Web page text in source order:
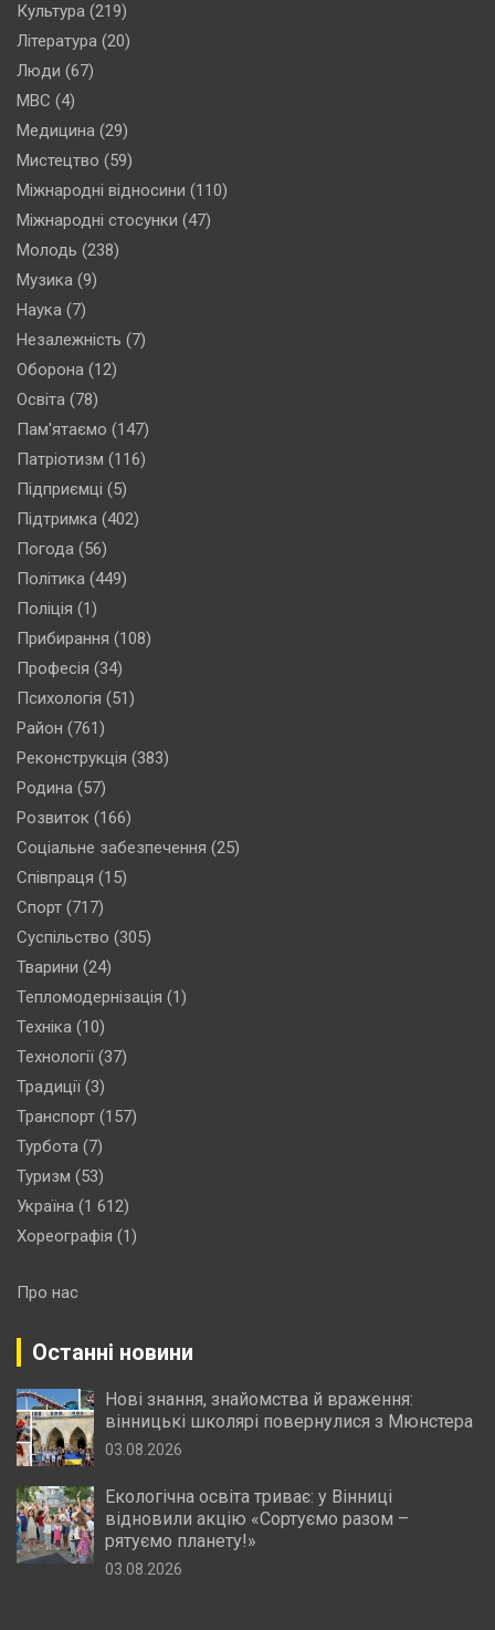
Культура (219)
Література (20)
Люди (67)
МВС (4)
Медицина (29)
Мистецтво (59)
Міжнародні відносини (110)
Міжнародні стосунки (47)
Молодь (238)
Музика (9)
Наука (7)
Незалежність (7)
Оборона (12)
Освіта (78)
Пам'ятаємо (147)
Патріотизм (116)
Підприємці (5)
Підтримка (402)
Погода (56)
Політика (449)
Поліція (1)
Прибирання (108)
Професія (34)
Психологія (51)
Район (761)
Реконструкція (383)
Родина (57)
Розвиток (166)
Соціальне забезпечення (25)
Співпраця (15)
Спорт (717)
Суспільство (305)
Тварини (24)
Тепломодернізація (1)
Техніка (10)
Технології (37)
Традиції (3)
Транспорт (157)
Турбота (7)
Туризм (53)
Україна (1 612)
Хореографія (1)
Про нас
Останні новини
Нові знання, знайомства й враження:
вінницькі школярі повернулися з Мюнстера
03.08.2026
Екологічна освіта триває: у Вінниці
відновили акцію «Сортуємо разом –
рятуємо планету!»
03.08.2026